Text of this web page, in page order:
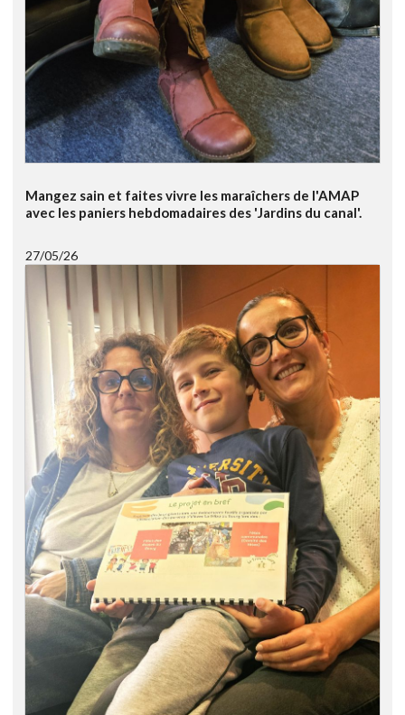
Mangez sain et faites vivre les maraîchers de l'AMAP
avec les paniers hebdomadaires des 'Jardins du canal'.
27/05/26